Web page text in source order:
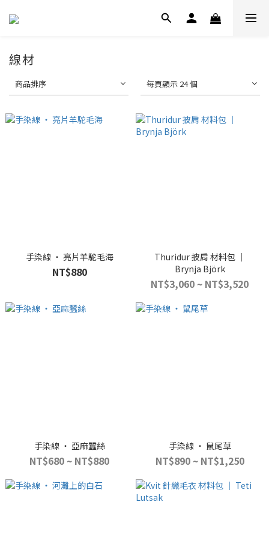
線材
商品排序 每頁顯示 24 個
手染線 ‧ 亮片羊駝毛海
NT$880
Thuridur 披肩 材料包 ｜
Brynja Björk
NT$3,060 ~ NT$3,520
手染線 ‧ 亞麻蠶絲
NT$680 ~ NT$880
手染線 ‧ 鼠尾草
NT$890 ~ NT$1,250